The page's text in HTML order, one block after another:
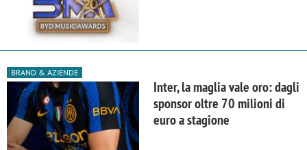
BRAND & AZIENDE
Inter, la maglia vale oro: dagli
sponsor oltre 70 milioni di
euro a stagione